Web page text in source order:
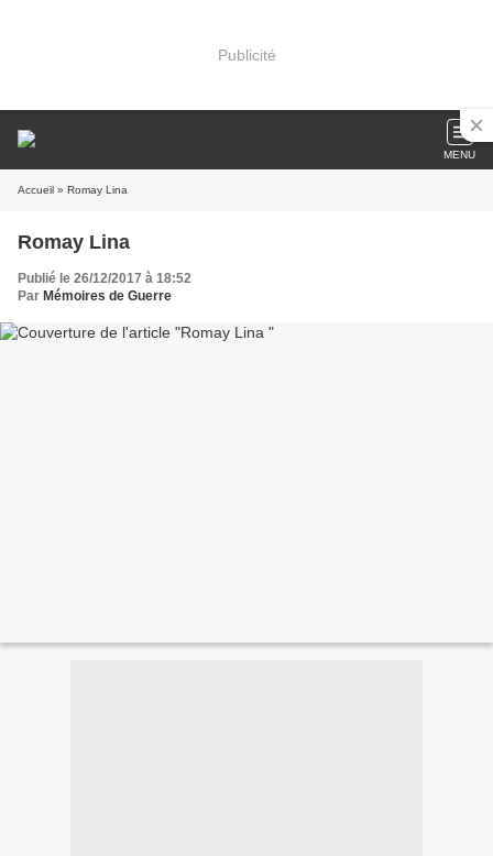
Publicité
MENU
Accueil » Romay Lina
Romay Lina
Publié le 26/12/2017 à 18:52
Par Mémoires de Guerre